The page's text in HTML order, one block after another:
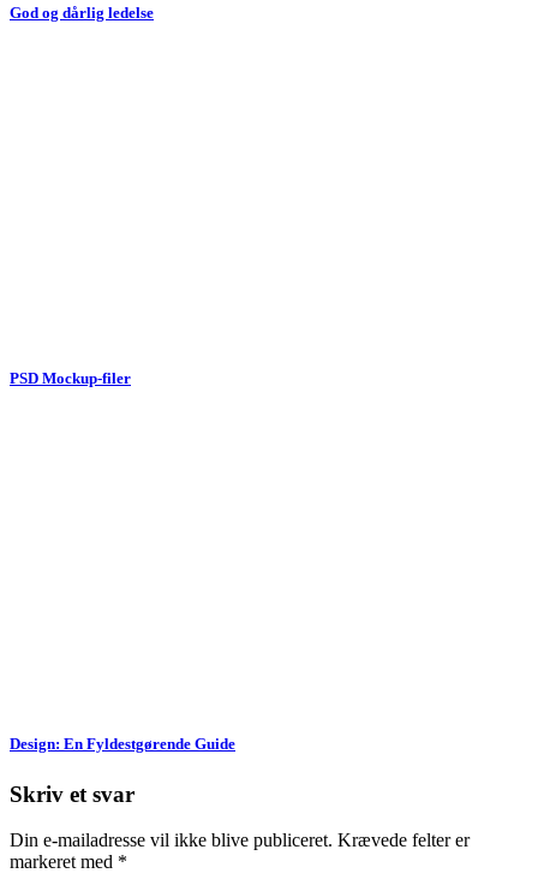
God og dårlig ledelse
PSD Mockup-filer
Design: En Fyldestgørende Guide
Skriv et svar
Din e-mailadresse vil ikke blive publiceret. Krævede felter er
markeret med *